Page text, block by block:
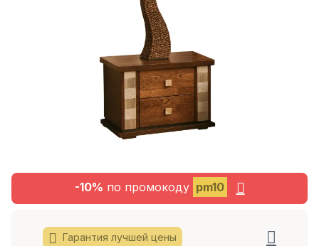
-10% по промокоду pm10
Гарантия лучшей цены